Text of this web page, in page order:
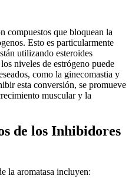
compuestos que bloquean la
Esto es particularmente
utilizando esteroides
niveles de estrógeno puede
como la ginecomastia y
esta conversión, se promueve
muscular y la
de los Inhibidores
la aromatasa incluyen: